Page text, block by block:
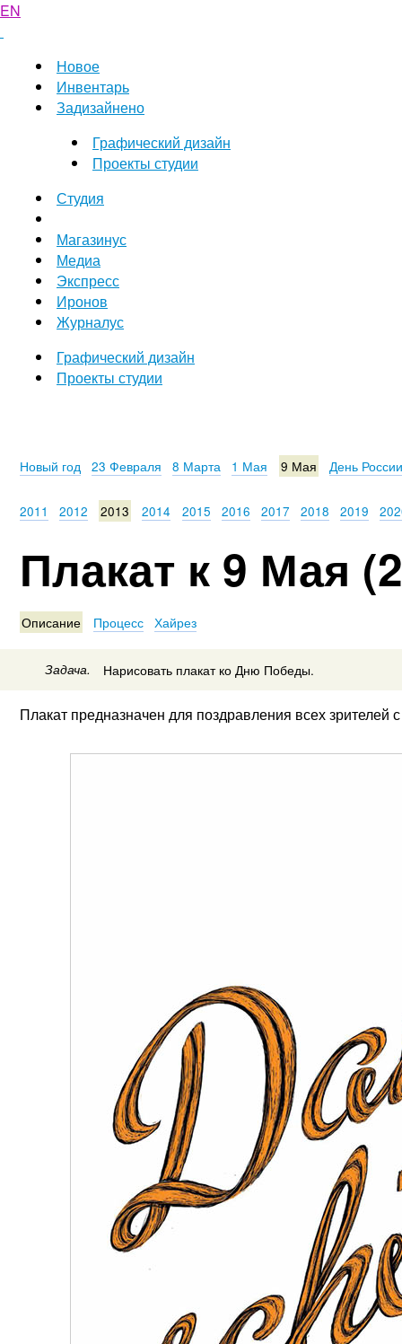
EN
Новое
Инвентарь
Задизайнено
Графический дизайн
Проекты студии
Студия
Магазинус
Медиа
Экспресс
Иронов
Журналус
Графический дизайн
Проекты студии
Новый год 23 Февраля 8 Марта 1 Мая 9 Мая День России
2011 2012 2013 2014 2015 2016 2017 2018 2019
Плакат к 9 Мая
Описание Процесс Хайрез
Задача. Нарисовать плакат ко Дню Победы.
Плакат предназначен для поздравления всех